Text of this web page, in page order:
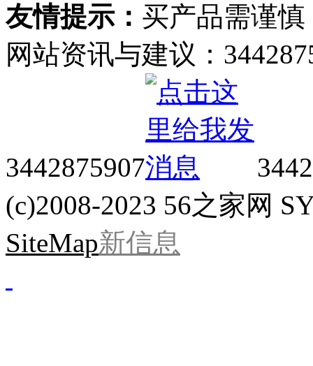
友情提示： 买产品需谨慎
网站资讯与建议：
3442875907
(c)2008-2023 56之家网
SiteMap新信息